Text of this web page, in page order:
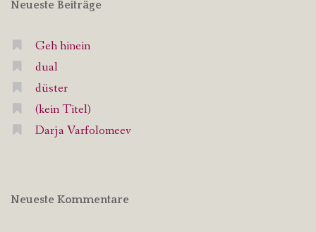
Neueste Beiträge
Geh hinein
dual
düster
(kein Titel)
Darja Varfolomeev
Neueste Kommentare